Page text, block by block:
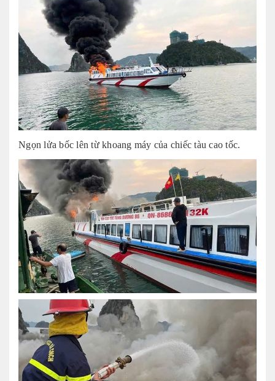
Ngọn lửa bốc lên từ khoang máy của chiếc tàu cao tốc.